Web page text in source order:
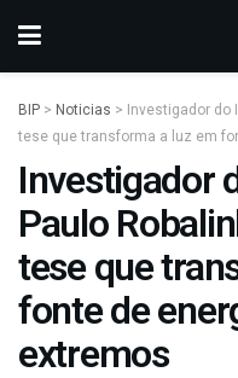
BIP > Noticias > Investigador do
tese que transforma a luz em
Investigador
Paulo
tese que
fonte de
extremos